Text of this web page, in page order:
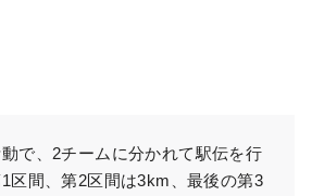
で、2チームに分かれて駅伝を行
区間、第2区間は3km、最後の第3